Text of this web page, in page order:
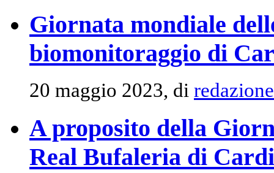
Giornata mondiale
biomonitoraggio di
20 maggio 2023, di redazione
A proposito della
Real Bufaleria di